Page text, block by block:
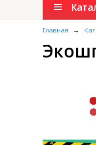
Главная →